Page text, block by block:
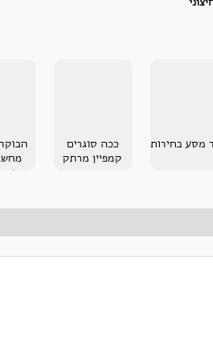
מסע בחירות
ככה סוגרים
קמפיין מרתק